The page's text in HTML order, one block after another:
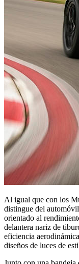
Al igual que con los
distingue del
orientado al
delantera nariz de
eficiencia
diseños de luces de